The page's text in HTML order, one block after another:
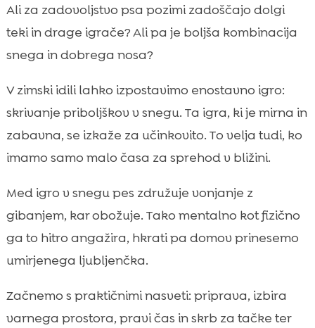
 Zakaj je iskanje priboljškov v snegu odlična
zimska aktivnost
Kako se pripravimo na igro: oprema,
 Varnost v snegu: na kaj pazimo pri psu
pozimi
pes zima igra iskanja v snegu
Korak za korakom: kako skrijemo priboljšek

Katere priboljške izbrati za iskanje: vonj,
velikost, kalorije
Ideje za variacije igre, ko osnove
Pogoste napake pri skrivanju v snegu in
kako jih odpravimo
Igra za mladiče, seniorje in pse z
Ali za zadovoljstvo psa pozimi zadoščajo dolgi
teki in drage igrače? Ali pa je boljša kombinacija
snega in dobrega nosa?
V zimski idili lahko izpostavimo enostavno igro:
skrivanje priboljškov v snegu. Ta igra, ki je mirna in
zabavna, se izkaže za učinkovito. To velja tudi, ko
imamo samo malo časa za sprehod v bližini.
Med igro v snegu pes združuje vonjanje z
gibanjem, kar obožuje. Tako mentalno kot fizično
ga to hitro angažira, hkrati pa domov prinesemo
umirjenega ljubljenčka.
Začnemo s praktičnimi nasveti: priprava, izbira
varnega prostora, pravi čas in skrb za tačke ter